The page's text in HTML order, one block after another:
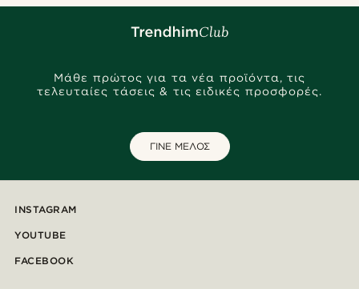
Μάθε πρώτος για τα νέα προϊόντα, τις
τελευταίες τάσεις & τις ειδικές προσφορές.
ΓΙΝΕ ΜΕΛΟΣ
INSTAGRAM
YOUTUBE
FACEBOOK